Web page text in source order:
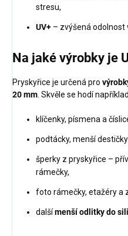
stresu,
UV+ – zvýšená odolnost
Na jaké výrobky je
Pryskyřice je určená pro
20 mm . Skvěle se hodí
klíčenky, písmena a
podtácky, menší
šperky z pryskyřice –
rámečky,
foto rámečky, etažéry a
dalšímenší odlitky do